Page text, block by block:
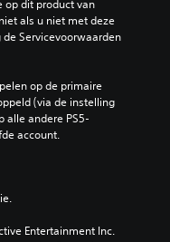
op dit product van
als u niet met deze
Servicevoorwaarden
op de primaire
(via de instelling
alle andere PS5-
account.
Entertainment Inc.